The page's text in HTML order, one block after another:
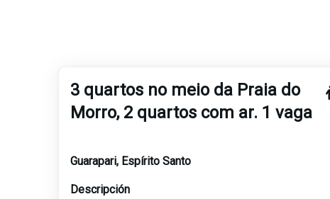
3 quartos no meio da Praia do
Morro, 2 quartos com ar. 1 vaga
Guarapari, Espírito Santo
Descripción